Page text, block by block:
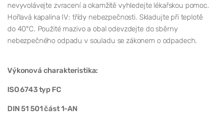
nevyvolávejte zvracení a okamžitě vyhledejte lékařskou pomoc.
Hořlavá kapalina IV: třídy nebezpečnosti. Skladujte při teplotě
do 40°C. Použité mazivo a obal odevzdejte do sběrny
nebezpečného odpadu v souladu se zákonem o odpadech.
Výkonová charakteristika:
ISO 6743 typ FC
DIN 51 501 část 1-AN